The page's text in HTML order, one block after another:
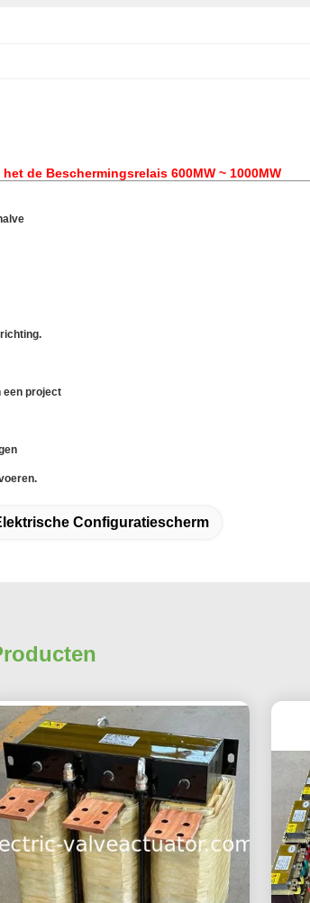
de Beschermingsrelais 600MW ~ 1000MW
een project
Configuratiescherm